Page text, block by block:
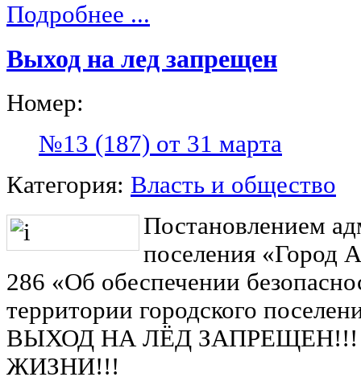
Подробнее ...
Выход на лед запрещен
Номер:
№13 (187) от 31 марта
Категория: Власть и общество
Постановлением
поселения «Город
286 «Об обеспечении
территории городского
ВЫХОД НА ЛЁД
ЖИЗНИ!!!